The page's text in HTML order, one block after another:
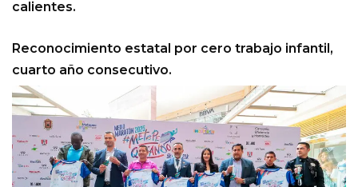
calientes.
Reconocimiento estatal por cero trabajo infantil,
cuarto año consecutivo.